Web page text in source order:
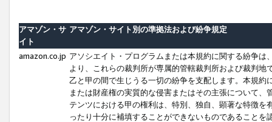
アマゾン・サ
イト
アマゾン・サイト別の準拠法および紛争規定
amazon.co.jp アソシエイト・プログラムまたは本規約に関する紛争
より、これらの裁判所が専属的管轄裁判所および裁判
乙と甲の間で生じうる一切の紛争を支配します。本規
または財産権の実質的な侵害またはその主張について
テンツにおける甲の権利は、特別、独自、顕著な特徴
ったり十分に補填することができないものであることを